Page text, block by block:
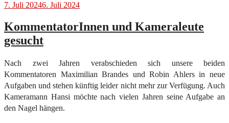
7. Juli 20246. Juli 2024
KommentatorInnen und Kameraleute
gesucht
Nach zwei Jahren verabschieden sich unsere beiden
Kommentatoren Maximilian Brandes und Robin Ahlers in neue
Aufgaben und stehen künftig leider nicht mehr zur Verfügung. Auch
Kameramann Hansi möchte nach vielen Jahren seine Aufgabe an
den Nagel hängen.